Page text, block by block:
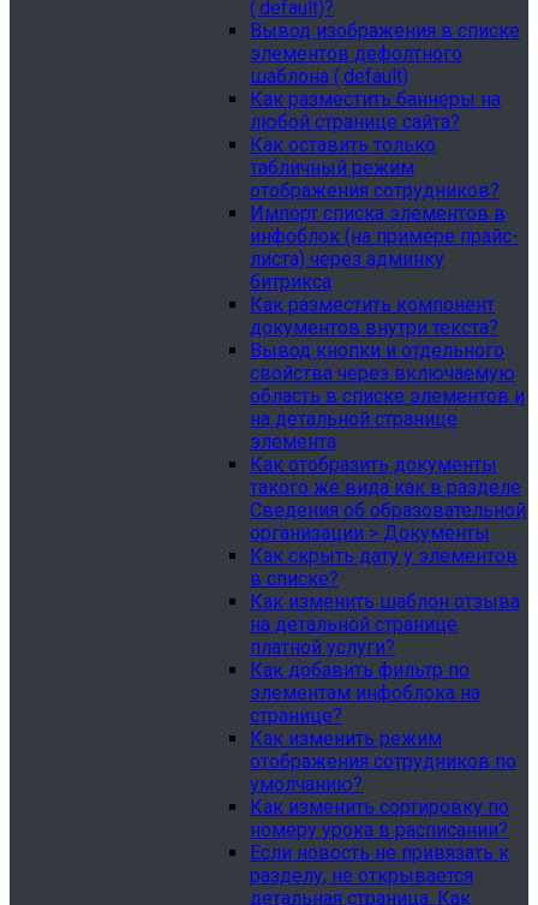
(.default)?
Вывод изображения в списке
элементов дефолтного
шаблона (.default)
Как разместить баннеры на
любой странице сайта?
Как оставить только
табличный режим
отображения сотрудников?
Импорт списка элементов в
инфоблок (на примере прайс-
листа) через админку
битрикса
Как разместить компонент
документов внутри текста?
Вывод кнопки и отдельного
свойства через включаемую
область в списке элементов и
на детальной странице
элемента
Как отобразить документы
такого же вида как в разделе
Сведения об образовательной
организации > Документы
Как скрыть дату у элементов
в списке?
Как изменить шаблон отзыва
на детальной странице
платной услуги?
Как добавить фильтр по
элементам инфоблока на
странице?
Как изменить режим
отображения сотрудников по
умолчанию?
Как изменить сортировку по
номеру урока в расписании?
Если новость не привязать к
разделу, не открывается
детальная страница. Как